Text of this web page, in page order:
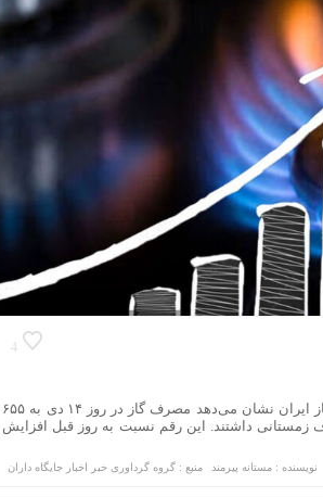
4
مصرف گاز در ایران به ۶۵۵ میلیون مترمکعب رسید آمارهای رسمی شرکت ملی گاز ایران نشان می‌دهد مصرف گاز در روز ۱۴ دی به ۶۵۵
داشتند. این رقم نسبت به روز قبل افزایش
نویسنده : مستانه پیرمند منبع : گروه گرداوری خبر اخبار جایگاه داران